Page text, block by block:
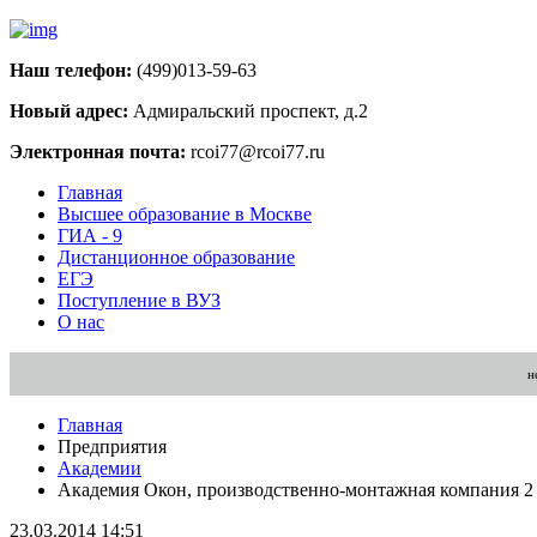
Наш телефон: (499)013-59-63
Новый адрес: Адмиральский проспект, д.2
Электронная почта: rcoi77@rcoi77.ru
Главная
Высшее образование в Москве
ГИА - 9
Дистанционное образование
ЕГЭ
Поступление в ВУЗ
О нас
Главная
Предприятия
Академии
Академия Окон, производственно-монтажная компания 2
23.03.2014 14:51